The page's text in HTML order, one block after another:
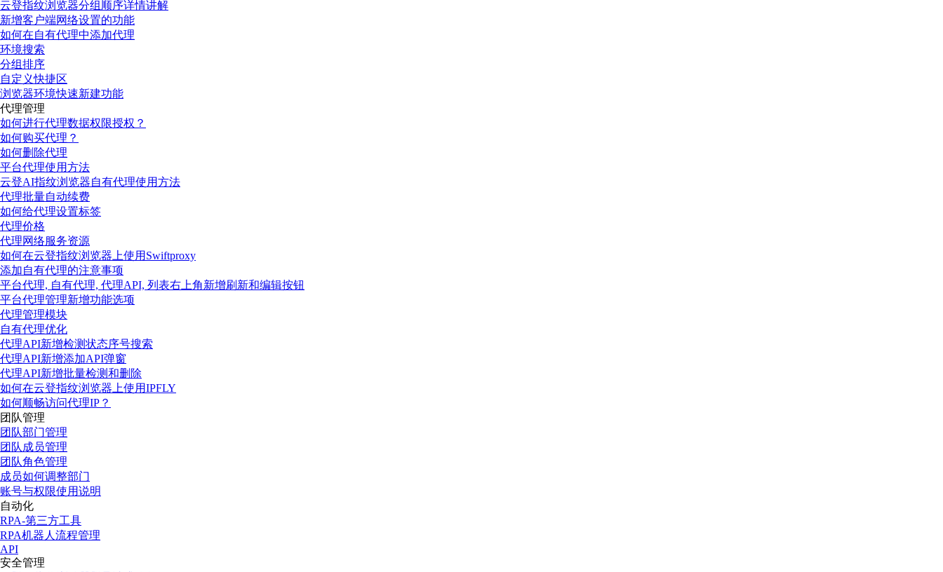
云登指纹浏览器分组顺序详情讲解
新增客户端网络设置的功能
如何在自有代理中添加代理
环境搜索
分组排序
自定义快捷区
浏览器环境快速新建功能
代理管理
如何进行代理数据权限授权？
如何购买代理？
如何删除代理
平台代理使用方法
云登AI指纹浏览器自有代理使用方法
代理批量自动续费
如何给代理设置标签
代理价格
代理网络服务资源
如何在云登指纹浏览器上使用Swiftproxy
添加自有代理的注意事项
平台代理, 自有代理, 代理API, 列表右上角新增刷新和编辑按钮
平台代理管理新增功能选项
代理管理模块
自有代理优化
代理API新增检测状态序号搜索
代理API新增添加API弹窗
代理API新增批量检测和删除
如何在云登指纹浏览器上使用IPFLY
如何顺畅访问代理IP？
团队管理
团队部门管理
团队成员管理
团队角色管理
成员如何调整部门
账号与权限使用说明
自动化
RPA-第三方工具
RPA机器人流程管理
API
安全管理